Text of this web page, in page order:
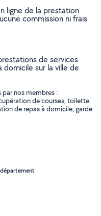
ligne de la prestation
commission ni frais
de services
sur la ville de
par nos membres :
de courses, toilette
de repas à domicile, garde